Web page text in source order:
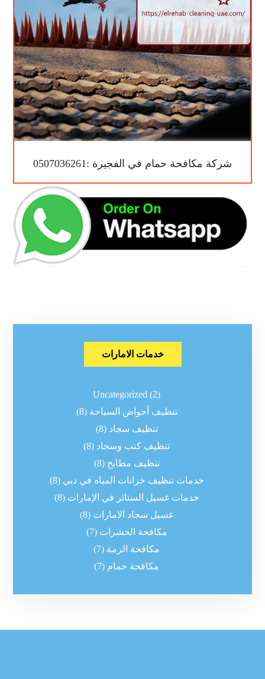
شركة مكافحة حمام في الفجيرة :0507036261
خدمات الامارات
Uncategorized (2)
تنظيف أحواض السباحة (8)
تنظيف سجاد (8)
تنظيف كنب وسجاد (8)
تنظيف مطابخ (8)
خدمات تنظيف خزانات المياه في دبي (8)
خدمات غسيل الستائر في الإمارات (8)
غسيل سجاد الامارات (8)
مكافحة الحشرات (7)
مكافحة الرمة (7)
مكافحة حمام (7)